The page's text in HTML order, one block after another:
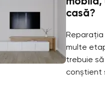
casă?
multe
trebuie să
conștient